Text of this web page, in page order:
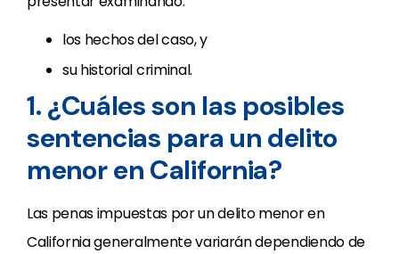
los hechos del caso, y
su historial criminal.
1. ¿Cuáles son las posibles
sentencias para un delito
menor en California?
Las penas impuestas por un delito menor en
California generalmente variarán dependiendo de